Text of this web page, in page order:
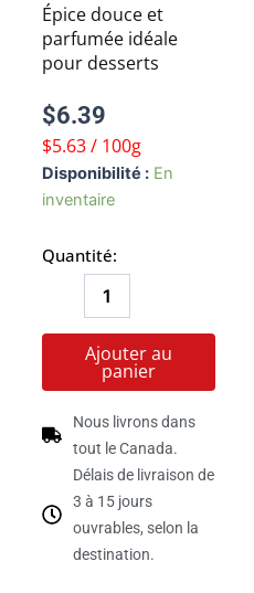
Épice douce et
parfumée idéale
pour desserts
$6.39
$5.63 / 100g
Disponibilité : En
inventaire
Quantité:
quantité
de
POUDRE
Ajouter au
panier
Nous livrons dans
tout le Canada.
Délais de livraison de
3 à 15 jours
ouvrables, selon la
destination.